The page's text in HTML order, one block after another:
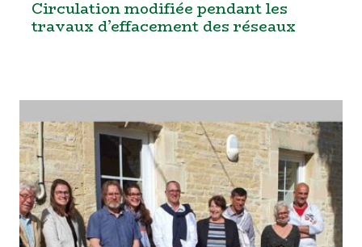
Circulation modifiée pendant les
travaux d’effacement des réseaux